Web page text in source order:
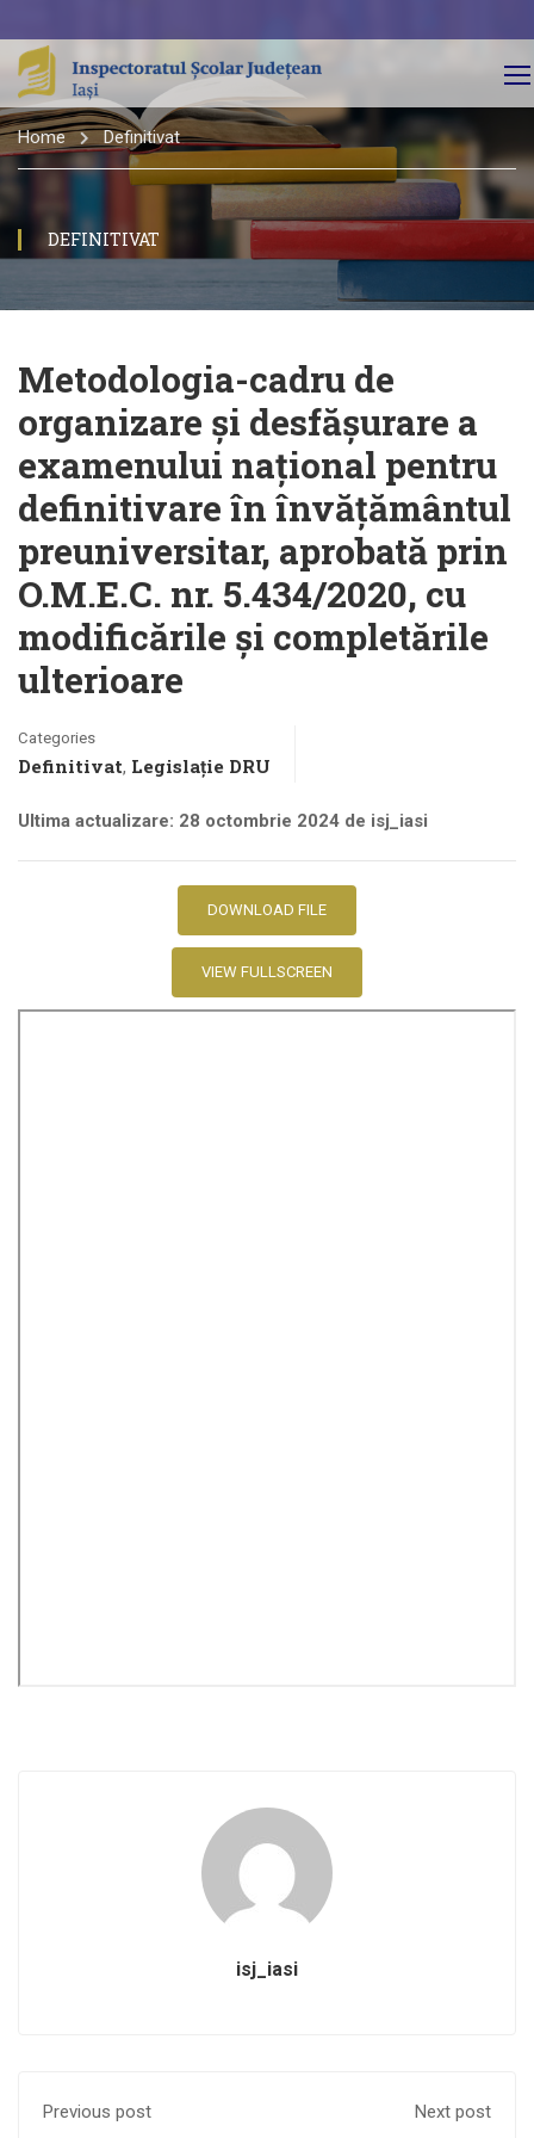
Home Definitivat
DEFINITIVAT
Metodologia-cadru de
organizare și desfășurare a
examenului național pentru
definitivare în învățământul
preuniversitar, aprobată prin
O.M.E.C. nr. 5.434/2020, cu
modificările și completările
ulterioare
Categories
Definitivat, Legislație DRU
Ultima actualizare: 28 octombrie 2024 de isj_iasi
DOWNLOAD FILE
VIEW FULLSCREEN
isj_iasi
Previous post Next post